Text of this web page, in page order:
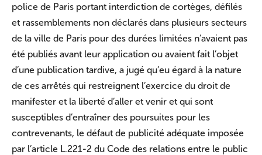
police de Paris portant interdiction de cortèges, défilés
et rassemblements non déclarés dans plusieurs secteurs
de la ville de Paris pour des durées limitées n’avaient pas
été publiés avant leur application ou avaient fait l’objet
d’une publication tardive, a jugé qu’eu égard à la nature
de ces arrêtés qui restreignent l’exercice du droit de
manifester et la liberté d’aller et venir et qui sont
susceptibles d’entraîner des poursuites pour les
contrevenants, le défaut de publicité adéquate imposée
par l’article L.221-2 du Code des relations entre le public